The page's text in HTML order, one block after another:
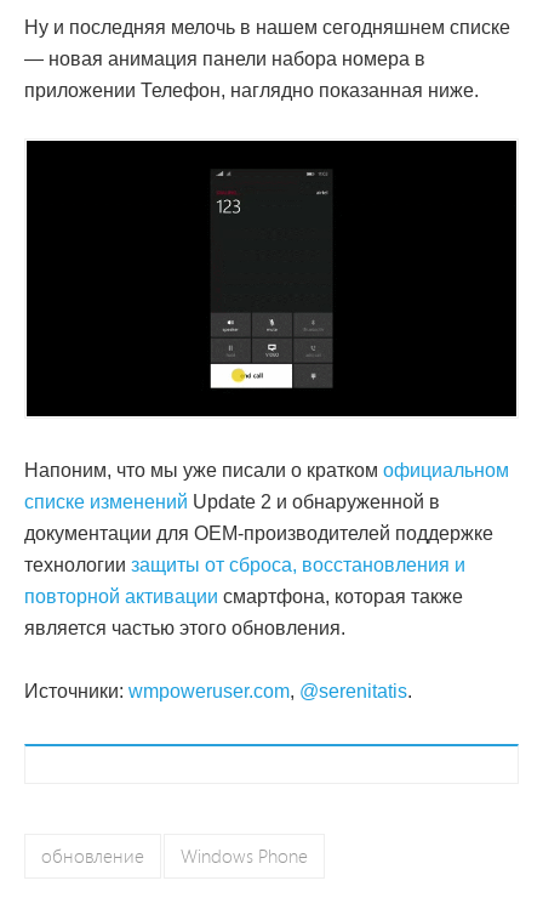
Ну и последняя мелочь в нашем сегодняшнем списке
— новая анимация панели набора номера в
приложении Телефон, наглядно показанная ниже.
Напоним, что мы уже писали о кратком официальном
списке изменений Update 2 и обнаруженной в
документации для OEM-производителей поддержке
технологии защиты от сброса, восстановления и
повторной активации смартфона, которая также
является частью этого обновления.
Источники: wmpoweruser.com, @serenitatis.
обновление Windows Phone